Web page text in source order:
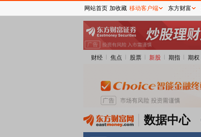
财经 焦点 股票 新股 期指 期权
数据中心
网站首页 加收藏 移动客户端 东方财富